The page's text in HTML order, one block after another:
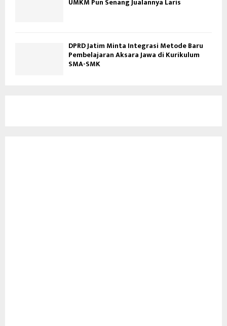
DPRD Jatim Minta Integrasi Metode Baru
Pembelajaran Aksara Jawa di Kurikulum
SMA-SMK